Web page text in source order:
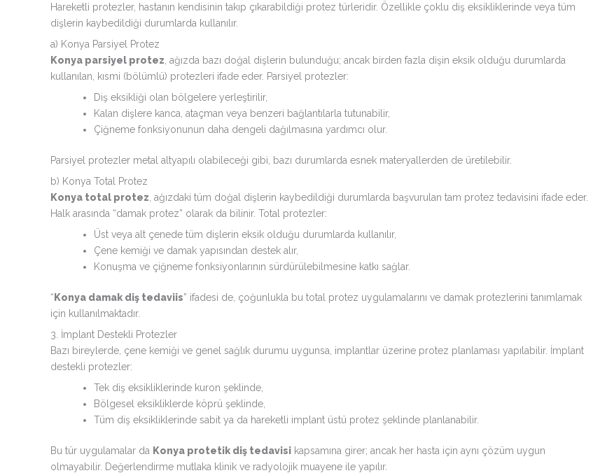
Hareketli protezler, hastanın kendisinin takıp çıkarabildiği protez türleridir. Özellikle çoklu diş eksikliklerinde veya tüm
dişlerin kaybedildiği durumlarda kullanılır.
a) Konya Parsiyel Protez
Konya parsiyel protez , ağızda bazı doğal dişlerin bulunduğu; ancak birden fazla dişin eksik olduğu durumlarda
kullanılan, kısmi (bölümlü) protezleri ifade eder. Parsiyel protezler:
Diş eksikliği olan bölgelere yerleştirilir,
Kalan dişlere kanca, ataçman veya benzeri bağlantılarla tutunabilir,
Çiğneme fonksiyonunun daha dengeli dağılmasına yardımcı olur.
Parsiyel protezler metal altyapılı olabileceği gibi, bazı durumlarda esnek materyallerden de üretilebilir.
b) Konya Total Protez
Konya total protez , ağızdaki tüm doğal dişlerin kaybedildiği durumlarda başvurulan tam protez tedavisini ifade eder.
Halk arasında “damak protez” olarak da bilinir. Total protezler:
Üst veya alt çenede tüm dişlerin eksik olduğu durumlarda kullanılır,
Çene kemiği ve damak yapısından destek alır,
Konuşma ve çiğneme fonksiyonlarının sürdürülebilmesine katkı sağlar.
“ Konya damak diş tedaviis” ifadesi de, çoğunlukla bu total protez uygulamalarını ve damak protezlerini tanımlamak
için kullanılmaktadır.
3. İmplant Destekli Protezler
Bazı bireylerde, çene kemiği ve genel sağlık durumu uygunsa, implantlar üzerine protez planlaması yapılabilir. İmplant
destekli protezler:
Tek diş eksikliklerinde kuron şeklinde,
Bölgesel eksikliklerde köprü şeklinde,
Tüm diş eksikliklerinde sabit ya da hareketli implant üstü protez şeklinde planlanabilir.
Bu tür uygulamalar da Konya protetik diş tedavisi kapsamına girer; ancak her hasta için aynı çözüm uygun
olmayabilir. Değerlendirme mutlaka klinik ve radyolojik muayene ile yapılır.